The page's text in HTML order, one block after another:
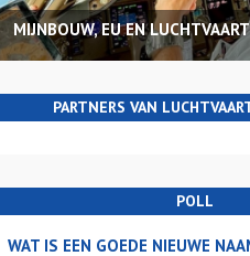
MIJNBOUW, EU EN LUCHTVAART
PARTNERS VAN
POLL
WAT IS EEN GOEDE NIEUWE